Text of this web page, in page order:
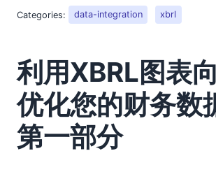
Categories:
data-integration xbrl
利用XBRL图表
优化您的财务
第一部分